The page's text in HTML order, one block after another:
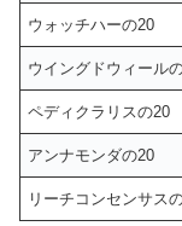
ウォッチハーの20
ウイングドウィール
ペディクラリスの20
アンナモンダの20
リーチコンセンサス